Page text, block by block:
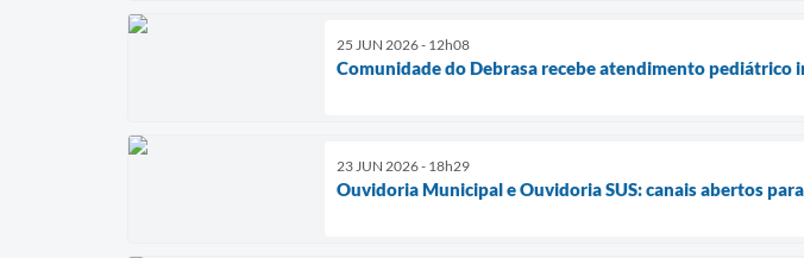
25 JUN 2026 - 12h08
Comunidade do Debrasa recebe atendimento pediátrico
23 JUN 2026 - 18h29
Ouvidoria Municipal e Ouvidoria SUS: canais abertos